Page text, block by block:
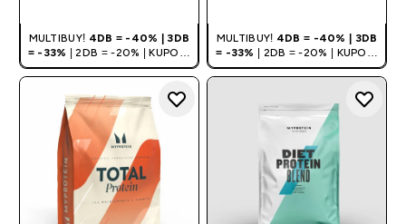
MULTIBUY! 4DB = -40% | 3DB
= -33% | 2DB = -20% | KUPON:
DEALHU
MULTIBUY! 4DB = -40% | 3DB
= -33% | 2DB = -20% | KUPON:
DEALHU